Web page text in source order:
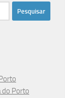
do Porto